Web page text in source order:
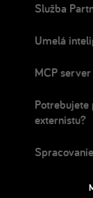
Služba
Umelá
MCP server
Potrebujete
externistu?